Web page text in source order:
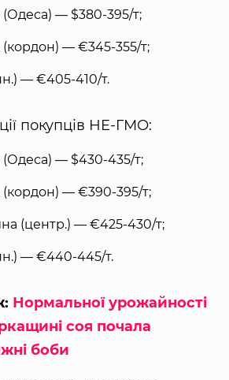
(Одеса) — $380-395/т;
(кордон) — €345-355/т;
— €405-410/т.
покупців НЕ-ГМО:
(Одеса) — $430-435/т;
(кордон) — €390-395/т;
(центр.) — €425-430/т;
— €440-445/т.
Нормальної урожайності
соя почала
боби